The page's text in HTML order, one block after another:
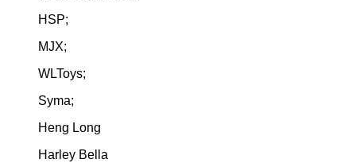
HSP;
MJX;
WLToys;
Syma;
Heng Long
Harley Bella